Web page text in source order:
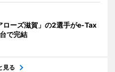
ローズ滋賀」の2選手がe-Tax
で完結
見る